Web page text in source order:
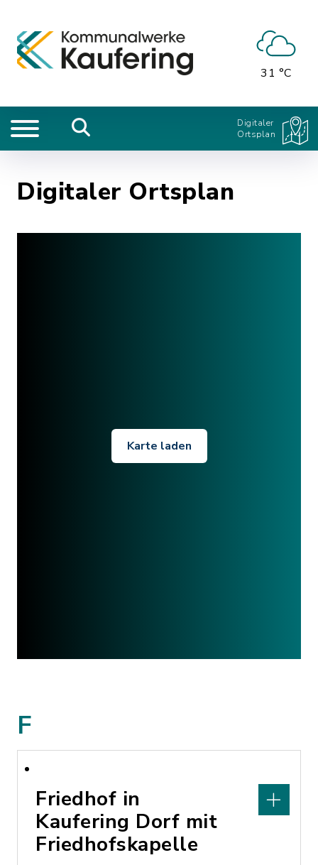
31 °C
Digitaler
Ortsplan
Digitaler Ortsplan
Karte laden
F
Friedhof in
Kaufering Dorf mit
Friedhofskapelle